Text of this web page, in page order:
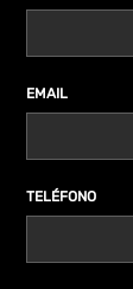
EMAIL
TELÉFONO